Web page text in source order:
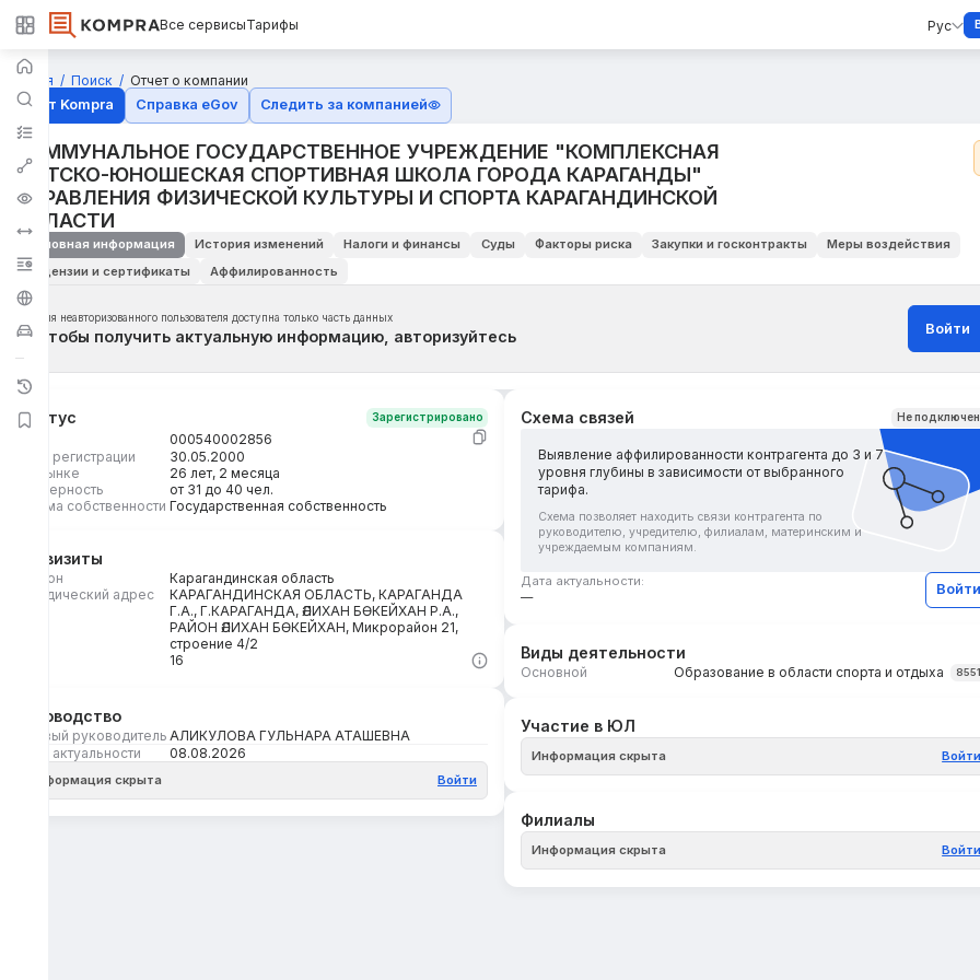
Все сервисыТарифы Рус
Главная Поиск
Отчет о компании
Отчёт Kompra
Справка eGov Следить за компанией
КОММУНАЛЬНОЕ ГОСУДАРСТВЕННОЕ УЧРЕЖДЕНИЕ "КОМПЛЕКСНАЯ
ДЕТСКО-ЮНОШЕСКАЯ СПОРТИВНАЯ ШКОЛА ГОРОДА КАРАГАНДЫ"
УПРАВЛЕНИЯ ФИЗИЧЕСКОЙ КУЛЬТУРЫ И СПОРТА КАРАГАНДИНСКОЙ
ОБЛАСТИ
Основная информация История изменений Налоги и финансы Суды Факторы риска Закупки и госконтракты
Меры воздействия
Лицензии и сертификаты
Аффилированность
Для неавторизованного пользователя доступна только часть данных
Чтобы получить актуальную информацию, авторизуйтесь Войти
Статус Зарегистрировано
000540002856
Дата регистрации
30.05.2000
На рынке
26 лет, 2 месяца
Размерность
от 31 до 40 чел.
Форма собственности Государственная собственность
Реквизиты
Регион
Карагандинская область
Юридический адрес
КАРАГАНДИНСКАЯ ОБЛАСТЬ, КАРАГАНДА
Г.А., Г.КАРАГАНДА, ӘЛИХАН БӨКЕЙХАН Р.А.,
РАЙОН ӘЛИХАН БӨКЕЙХАН, Микрорайон 21,
строение 4/2
16
Руководство
Первый руководитель АЛИКУЛОВА ГУЛЬНАРА АТАШЕВНА
Дата актуальности
08.08.2026
Информация скрыта Войти
Схема связей Не
Выявление аффилированности контрагента до 3 и 7
уровня глубины в зависимости от выбранного
тарифа.
Схема позволяет находить связи контрагента по
руководителю, учредителю, филиалам, материнским и
учреждаемым компаниям.
Дата актуальности:
—
Войти
Виды деятельности
Основной Образование в области спорта и отдыха
Участие в ЮЛ
Информация скрыта Войти
Филиалы
Информация скрыта Войти